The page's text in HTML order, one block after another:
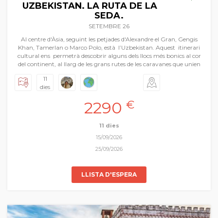
UZBEKISTAN. LA RUTA DE LA
SEDA.
SETEMBRE 26
Al centre d'Àsia, seguint les petjades d'Alexandre el Gran, Gengis
Khan, Tamerlan o Marco Polo, està l’Uzbekistan. Aquest itinerari
cultural ens permetrà descobrir alguns dels llocs més bonics al cor
del continent, al llarg de les grans rutes de les caravanes que unien
canal amb propòsits militars i polítics, el que feien servir per al
comerç de tota mena de productes, el principal mitjà d’informació,
culturals entre Occident i Orient és el que hui proposem com a
gran viatge de Pasqua. Volem recuperar la memòria viva d’aquelles
ciutats i pobles que han forjat aquesta línia única amb els seus
la fascinant història de la Ruta de la Seda.
11
dies
2290 €
11 dies
15/09/2026
25/09/2026
LLISTA D'ESPERA